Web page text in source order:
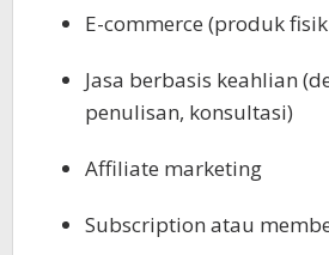
E-commerce (produk
Jasa berbasis keahlian
penulisan, konsultasi)
Affiliate marketing
Subscription atau